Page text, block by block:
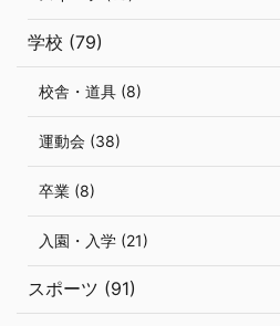
学校 (79)
校舎・道具 (8)
運動会 (38)
卒業 (8)
入園・入学 (21)
スポーツ (91)